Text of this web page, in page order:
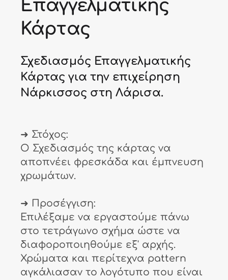
Επαγγελματικής
Κάρτας
Σχεδιασμός Επαγγελματικής
Κάρτας για την επιχείρηση
Νάρκισσος στη Λάρισα.
➜ Στόχος:
Ο Σχεδιασμός της κάρτας να
αποπνέει φρεσκάδα και έμπνευση
χρωμάτων.
➜ Προσέγγιση:
Επιλέξαμε να εργαστούμε πάνω
στο τετράγωνο σχήμα ώστε να
διαφοροποιηθούμε εξ' αρχής.
Χρώματα και περίτεχνα pattern
αγκάλιασαν το λογότυπο που είναι